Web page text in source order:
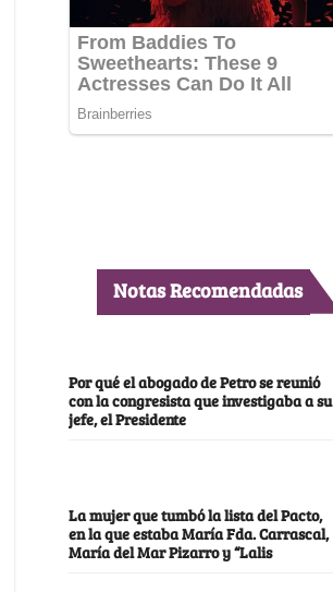
Notas Recomendadas
Por qué el abogado de Petro se reunió
con la congresista que investigaba a su
jefe, el Presidente
La mujer que tumbó la lista del Pacto,
en la que estaba María Fda. Carrascal,
María del Mar Pizarro y “Lalis